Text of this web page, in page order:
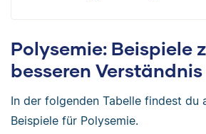
Polysemie: Beispiele
besseren Verständnis
In der folgenden Tabelle findest du
Beispiele für Polysemie.